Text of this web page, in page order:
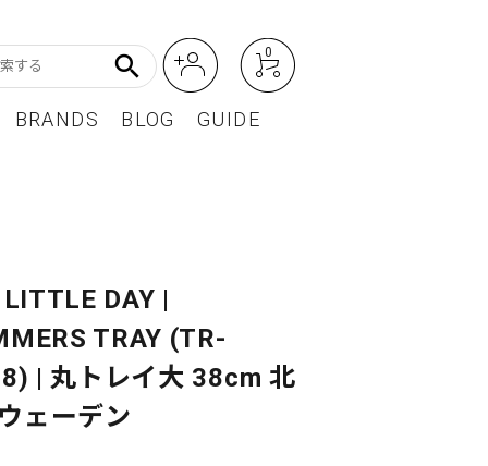
search 0
レディースファッション
BEST SELLER / ベストセラー
BRANDS BLOG GUIDE
DAY |
TRAY (TR-
| 丸トレイ大 38cm 北
ェーデン